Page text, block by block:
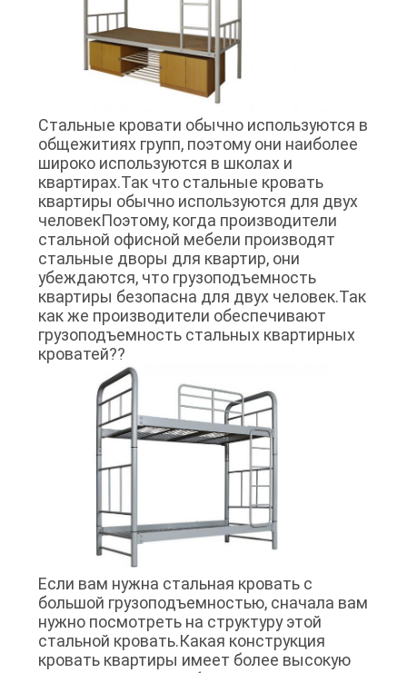
Стальные кровати обычно используются в
общежитиях групп, поэтому они наиболее
широко используются в школах и
квартирах.Так что стальные кровать
квартиры обычно используются для двух
человекПоэтому, когда производители
стальной офисной мебели производят
стальные дворы для квартир, они
убеждаются, что грузоподъемность
квартиры безопасна для двух человек.Так
как же производители обеспечивают
грузоподъемность стальных квартирных
кроватей??
Если вам нужна стальная кровать с
большой грузоподъемностью, сначала вам
нужно посмотреть на структуру этой
стальной кровать.Какая конструкция
кровать квартиры имеет более высокую